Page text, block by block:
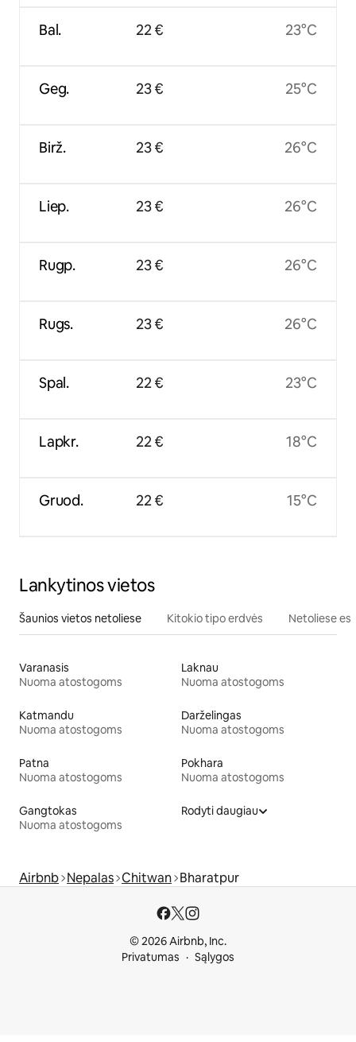
Bal.
Geg.
Birž.
Liep.
Rugp.
Rugs.
Spal.
Lapkr.
Gruod.
22 €
23 €
23 €
23 €
23 €
23 €
22 €
22 €
22 €
23°C
25°C
26°C
26°C
26°C
26°C
23°C
18°C
15°C
Lankytinos vietos
Šaunios vietos netoliese Kitokio tipo erdvės Netoliese
Varanasis
Nuoma atostogoms
Laknau
Nuoma atostogoms
Katmandu
Nuoma atostogoms
Darželingas
Nuoma atostogoms
Patna
Nuoma atostogoms
Pokhara
Nuoma atostogoms
Gangtokas
Nuoma atostogoms
Rodyti daugiau
Airbnb Nepalas Chitwan Bharatpur
© 2026 Airbnb, Inc.
Privatumas
Sąlygos